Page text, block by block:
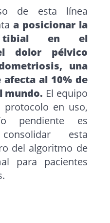
de esta línea
a posicionar la
tibial en el
dolor pélvico
una
al 10% de
mundo. El equipo
en uso,
pendiente es
esta
del algoritmo de
para pacientes